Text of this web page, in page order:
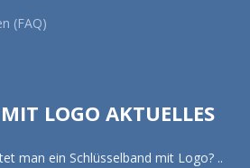
(FAQ)
LOGO AKTUELLES
man ein Schlüsselband mit Logo? ..